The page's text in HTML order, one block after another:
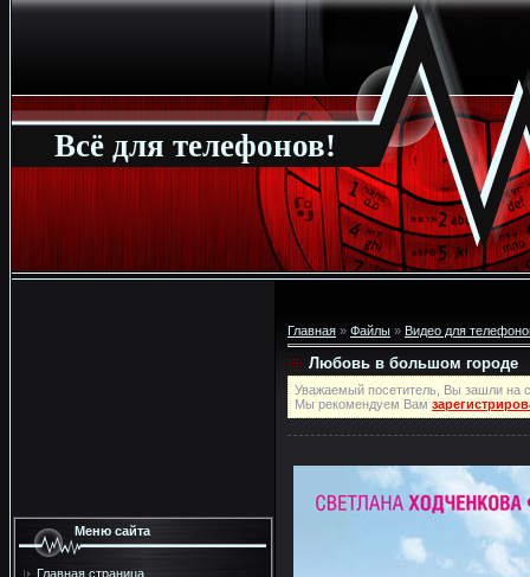
Всё для телефонов!
Меню сайта
Главная страница
Главная » Файлы » Видео для
Любовь в большом городе
Уважаемый посетитель, Вы зашли на
Мы рекомендуем Вам